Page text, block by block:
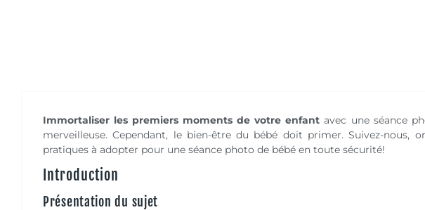
Immortaliser les premiers moments de votre enfant avec une séance
merveilleuse. Cependant, le bien-être du bébé doit primer. Suivez-nous,
pratiques à adopter pour une séance photo de bébé en toute sécurité!
Introduction
Présentation du sujet